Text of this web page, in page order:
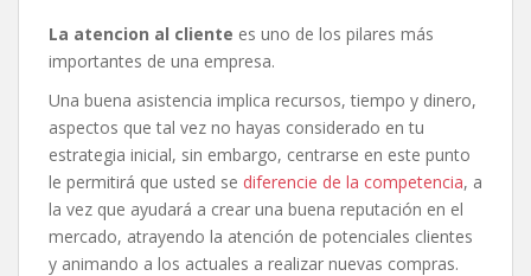
La atencion al cliente es uno de los pilares más
importantes de una empresa.
Una buena asistencia implica recursos, tiempo y dinero,
aspectos que tal vez no hayas considerado en tu
estrategia inicial, sin embargo, centrarse en este punto
le permitirá que usted se diferencie de la competencia, a
la vez que ayudará a crear una buena reputación en el
mercado, atrayendo la atención de potenciales clientes
y animando a los actuales a realizar nuevas compras.